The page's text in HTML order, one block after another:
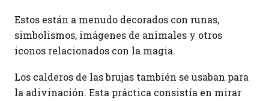
Estos están a menudo decorados con runas,
simbolismos, imágenes de animales y otros
iconos relacionados con la magia.
Los calderos de las brujas también se usaban para
la adivinación. Esta práctica consistía en mirar